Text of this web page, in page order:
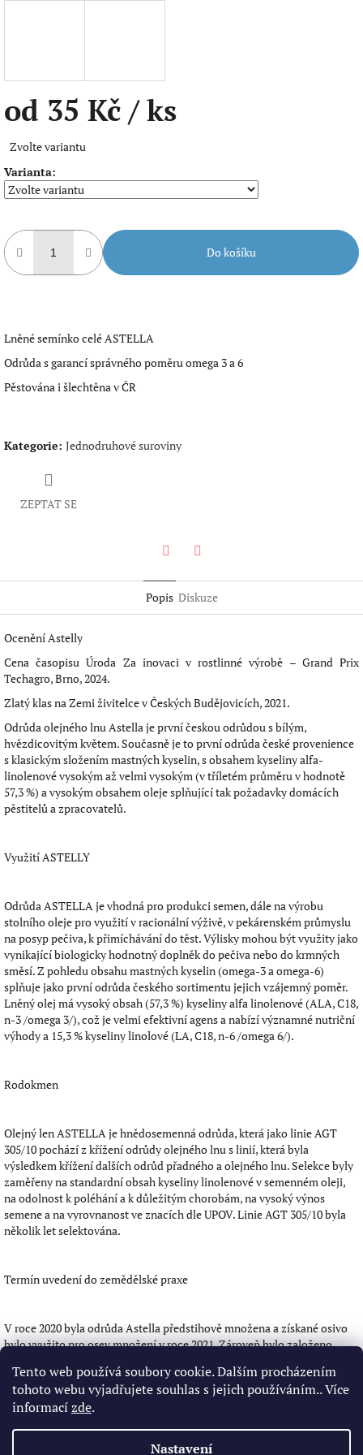
Tento web používá soubory cookie. Dalším procházením
tohoto webu vyjadřujete souhlas s jejich používáním.. Více
informacízde.
Nastavení
od 35 Kč / ks
cena:
Zvolte variantu
Varianta:
Do košíku
Lněné semínko celé ASTELLA
Odrůda s garancí správného poměru omega 3 a 6
Pěstována i šlechtěna v ČR
Kategorie: Jednodruhové suroviny
ZEPTAT SE
Popis Diskuze
Ocenění Astelly
Cena časopisu Úroda Za inovaci v rostlinné výrobě – Grand Prix
Techagro, Brno, 2024.
Zlatý klas na Zemi živitelce v Českých Budějovicích, 2021.
Odrůda olejného lnu Astella je první českou odrůdou s bílým,
hvězdicovitým květem. Současně je to první odrůda české provenience
s klasickým složením mastných kyselin, s obsahem kyseliny alfa-
linolenové vysokým až velmi vysokým (v tříletém průměru v hodnotě
57,3 %) a vysokým obsahem oleje splňující tak požadavky domácích
pěstitelů a zpracovatelů.
Využití ASTELLY
Odrůda ASTELLA je vhodná pro produkci semen, dále na výrobu
stolního oleje pro využití v racionální výživě, v pekárenském průmyslu
na posyp pečiva, k přimíchávání do těst. Výlisky mohou být využity jako
vynikající biologicky hodnotný doplněk do pečiva nebo do krmných
směsí. Z pohledu obsahu mastných kyselin (omega-3 a omega-6)
splňuje jako první odrůda českého sortimentu jejich vzájemný poměr.
Lněný olej má vysoký obsah (57,3 %) kyseliny alfa linolenové (ALA, C18,
n-3 /omega 3/), což je velmi efektivní agens a nabízí významné nutriční
výhody a 15,3 % kyseliny linolové (LA, C18, n-6 /omega 6/).
Rodokmen
Olejný len ASTELLA je hnědosemenná odrůda, která jako linie AGT
305/10 pochází z křížení odrůdy olejného lnu s linií, která byla
výsledkem křížení dalších odrůd přadného a olejného lnu. Selekce byly
zaměřeny na standardní obsah kyseliny linolenové v semenném oleji,
na odolnost k poléhání a k důležitým chorobám, na vysoký výnos
semene a na vyrovnanost ve znacích dle UPOV. Linie AGT 305/10 byla
několik let selektována.
Termín uvedení do zemědělské praxe
V roce 2020 byla odrůda Astella předstihově množena a získané osivo
bylo využito pro osev množení v roce 2021. Zároveň bylo založeno
odrůdy a požadovanou kvalitu osiva. K současnému datu registrujeme
potencionální zájemce o pěstování a využití této odrůdy, a to nejen z
řad domácích, českých pěstitelů, ale také z Polska, Běloruska a
testování, které byly prezentovány formou workshopu.